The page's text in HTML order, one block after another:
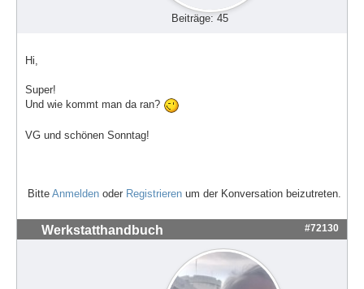
Beiträge: 45
Hi,
Super!
Und wie kommt man da ran?
VG und schönen Sonntag!
Bitte Anmelden oder Registrieren um der Konversation beizutreten.
Werkstatthandbuch #72130